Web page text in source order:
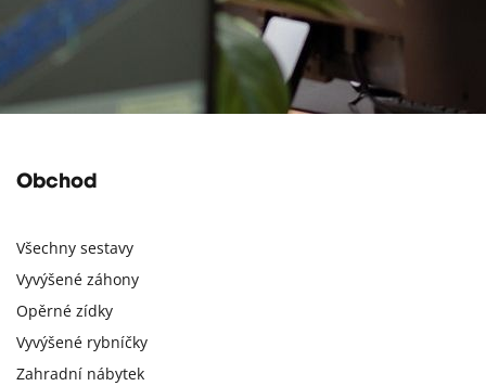
Obchod
Všechny sestavy
Vyvýšené záhony
Opěrné zídky
Vyvýšené rybníčky
Zahradní nábytek